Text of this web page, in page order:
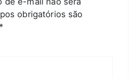
obrigatórios são
*